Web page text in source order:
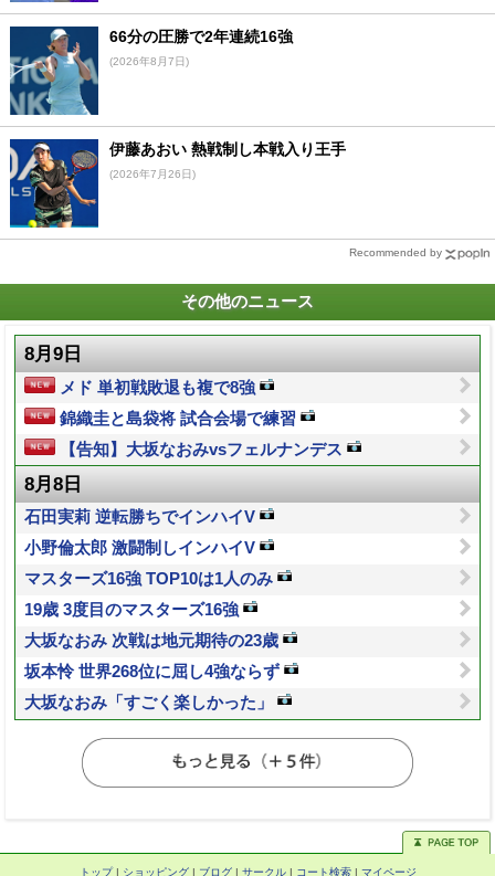
66分の圧勝で2年連続16強
(2026年8月7日)
伊藤あおい 熱戦制し本戦入り王手
(2026年7月26日)
Recommended by
その他のニュース
8月9日
メド 単初戦敗退も複で8強
錦織圭と島袋将 試合会場で練習
【告知】大坂なおみvsフェルナンデス
8月8日
石田実莉 逆転勝ちでインハイV
小野倫太郎 激闘制しインハイV
マスターズ16強 TOP10は1人のみ
19歳 3度目のマスターズ16強
大坂なおみ 次戦は地元期待の23歳
坂本怜 世界268位に屈し4強ならず
大坂なおみ「すごく楽しかった」
トップ| ショッピング| ブログ| サークル| コート検索| マイページ